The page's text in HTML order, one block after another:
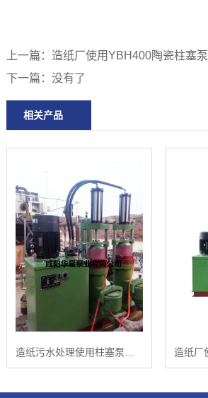
上一篇：造纸厂使用YBH400陶瓷柱塞泵
下一篇：没有了
相关产品
造纸污水处理使用柱塞泵现场